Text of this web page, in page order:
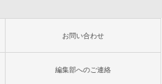
お問い合わせ
編集部へのご連絡